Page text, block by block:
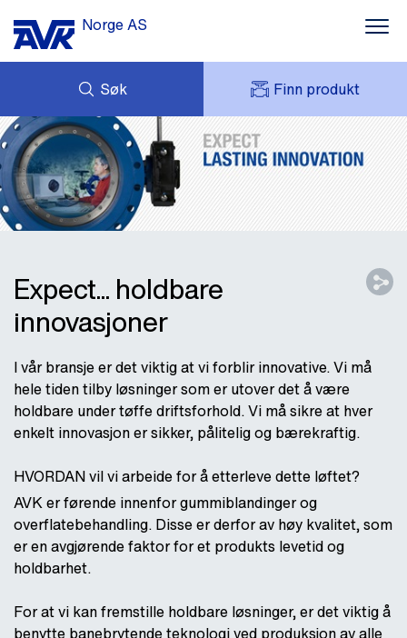
Norge AS
Søk Finn produkt
NYHETER
NEDLASTNINGER
KONTAKT OSS
OM AVK NORGE
FORESPØRSEL
MITT AVK
AVK HOLDING (GROUP)
PRODUKTPROGRAM
Expect... holdbare
innovasjoner
I vår bransje er det viktig at vi forblir innovative. Vi må
hele tiden tilby løsninger som er utover det å være
holdbare under tøffe driftsforhold. Vi må sikre at hver
enkelt innovasjon er sikker, pålitelig og bærekraftig.
HVORDAN vil vi arbeide for å etterleve dette løftet?
AVK er førende innenfor gummiblandinger og
overflatebehandling. Disse er derfor av høy kvalitet, som
er en avgjørende faktor for et produkts levetid og
holdbarhet.
For at vi kan fremstille holdbare løsninger, er det viktig å
benytte banebrytende teknologi ved produksjon av alle